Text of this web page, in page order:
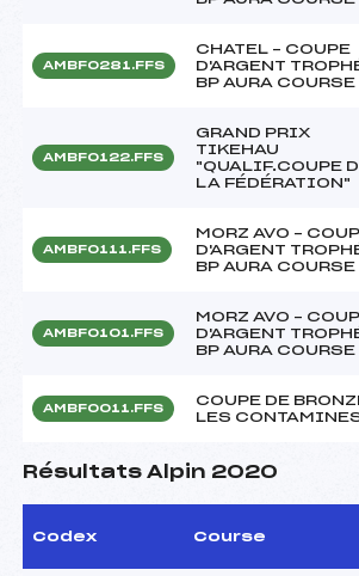
AMBF0281.FFS
CHATEL – COUPE
D'ARGENT
BP AURA COURSE
AMBF0122.FFS
GRAND PRIX
TIKEHAU
"QUALIF.COUPE
LA FÉDÉRATION"
AMBF0111.FFS
MORZ AVO –
D'ARGENT
BP AURA COURSE
AMBF0101.FFS
MORZ AVO –
D'ARGENT
BP AURA COURSE
AMBF0011.FFS
COUPE DE
LES
Résultats Alpin 2020
Codex Course